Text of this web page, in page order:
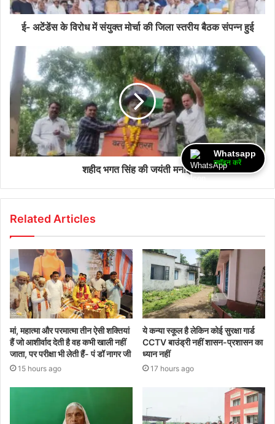
ई- अटेंडेंस के विरोध में संयुक्त मोर्चा की जिला स्तरीय बैठक संपन्न हुई
शहीद भगत सिंह की जयंती मनाई
Related Articles
मां, महात्मा और परमात्मा तीन ऐसी शक्तियां
हैं जो आशीर्वाद देती है वह कभी खाली नहीं
जाता, पर परीक्षा भी लेती हैं- पं डॉ नागर जी
15 hours ago
ये कन्या स्कूल है लेकिन कोई सुरक्षा गार्ड
CCTV बाउंड्री नहीं शासन-प्रशासन का
ध्यान नहीं
17 hours ago
Whatsapp
ज्वॉइन करें